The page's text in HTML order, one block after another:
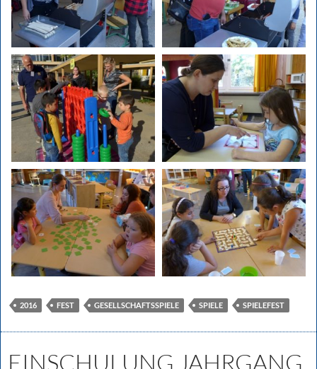
2016 FEST GESELLSCHAFTSSPIELE SPIELE SPIELEFEST
EINSCHULUNG JAHRGANG